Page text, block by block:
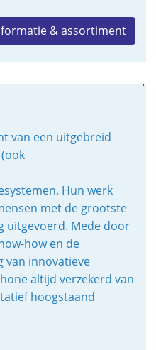
& assortiment
van een uitgebreid
Hun werk
met de grootste
uitgevoerd. Mede door
how en de
van innovatieve
altijd verzekerd van
hoogstaand